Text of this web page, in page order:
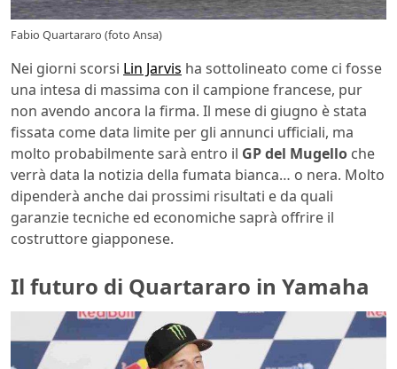
Fabio Quartararo (foto Ansa)
Nei giorni scorsi Lin Jarvis ha sottolineato come ci fosse
una intesa di massima con il campione francese, pur
non avendo ancora la firma. Il mese di giugno è stata
fissata come data limite per gli annunci ufficiali, ma
molto probabilmente sarà entro il GP del Mugello che
verrà data la notizia della fumata bianca… o nera. Molto
dipenderà anche dai prossimi risultati e da quali
garanzie tecniche ed economiche saprà offrire il
costruttore giapponese.
Il futuro di Quartararo in Yamaha